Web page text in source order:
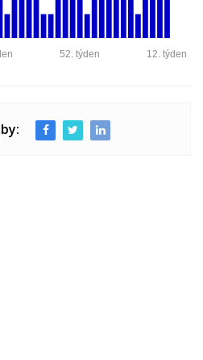
12. týden
52. týden